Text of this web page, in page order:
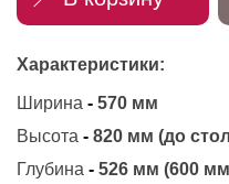
Характеристики:
Ширина - 570 мм
Высота - 820 мм (до
Глубина - 526 мм (600